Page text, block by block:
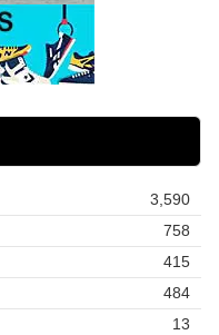
3,590
758
415
484
13